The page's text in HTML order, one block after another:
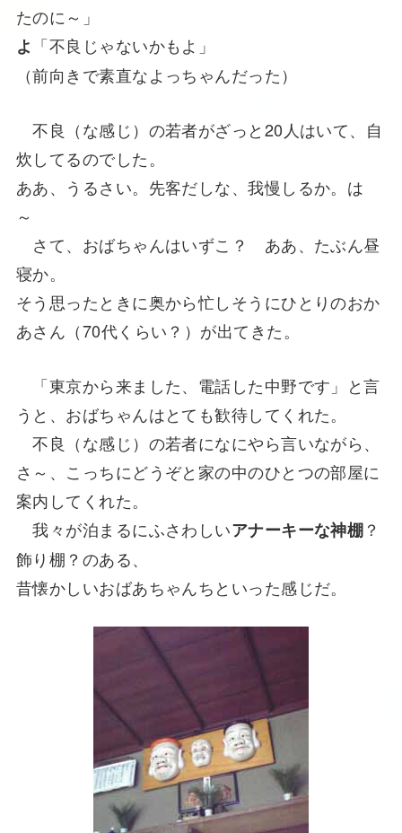
たのに～」
よ 「不良じゃないかもよ」
（前向きで素直なよっちゃんだった）
不良（な感じ）の若者がざっと20人はいて、自
炊してるのでした。
ああ、うるさい。先客だしな、我慢しるか。は
～
さて、おばちゃんはいずこ？ ああ、たぶん昼
寝か。
そう思ったときに奥から忙しそうにひとりのおか
あさん（70代くらい？）が出てきた。
「東京から来ました、電話した中野です」と言
うと、おばちゃんはとても歓待してくれた。
不良（な感じ）の若者になにやら言いながら、
さ～、こっちにどうぞと家の中のひとつの部屋に
案内してくれた。
我々が泊まるにふさわしいアナーキーな神棚？
飾り棚？のある、
昔懐かしいおばあちゃんちといった感じだ。